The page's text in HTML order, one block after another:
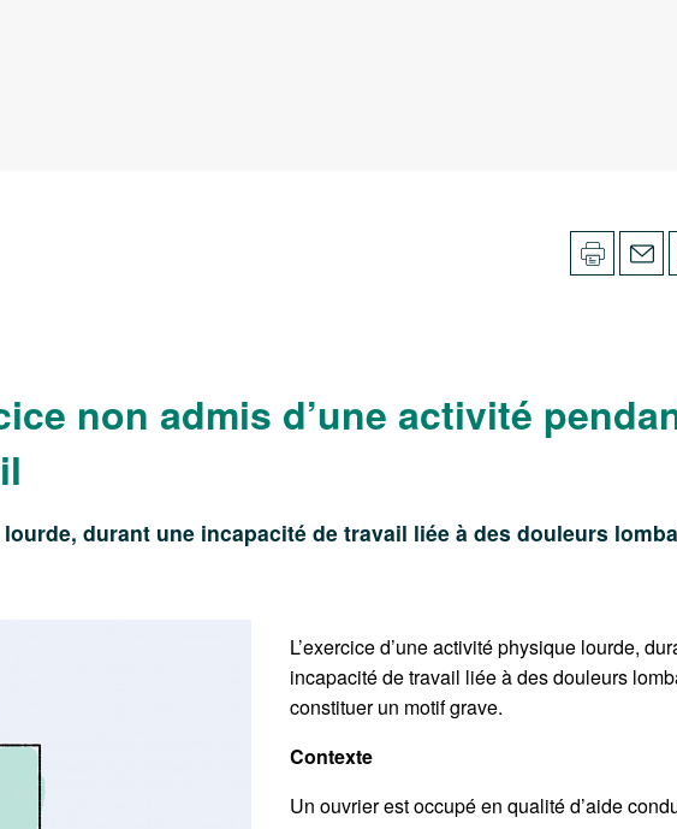
non admis d’une activité
lourde, durant une incapacité de travail liée à des douleurs
L’exercice d’une activité physique lourde,
incapacité de travail liée à des douleurs
constituer un motif grave.
Contexte
Un ouvrier est occupé en qualité d’aide